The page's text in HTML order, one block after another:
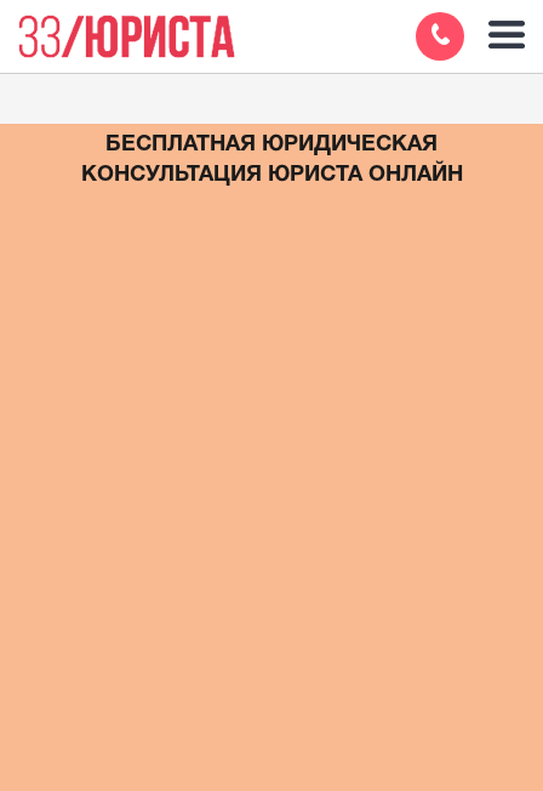
БЕСПЛАТНАЯ ЮРИДИЧЕСКАЯ
КОНСУЛЬТАЦИЯ ЮРИСТА ОНЛАЙН